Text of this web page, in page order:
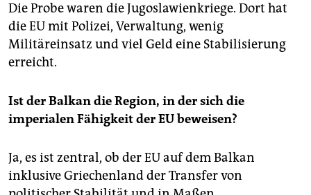
Die Probe waren die Jugoslawienkriege. Dort hat
die EU mit Polizei, Verwaltung, wenig
Militäreinsatz und viel Geld eine Stabilisierung
erreicht.
Ist der Balkan die Region, in der sich die
imperialen Fähigkeit der EU beweisen?
Ja, es ist zentral, ob der EU auf dem Balkan
inklusive Griechenland der Transfer von